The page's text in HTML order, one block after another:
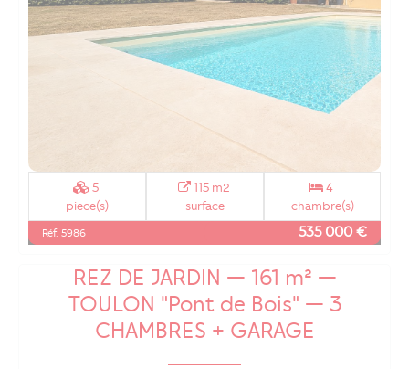
5
piece(s)
115 m2
surface
4
chambre(s)
Réf. 5986 535 000 €
? APPARTEMENT D'EXCEPTION EN
REZ DE JARDIN — 161 m² —
TOULON "Pont de Bois" — 3
CHAMBRES + GARAGE